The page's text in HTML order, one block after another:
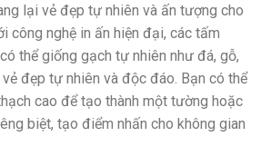
lại vẻ đẹp tự nhiên và ấn tượng cho
công nghệ in ấn hiện đại, các tấm
thể giống gạch tự nhiên như đá, gỗ,
đẹp tự nhiên và độc đáo. Bạn có thể
cao để tạo thành một tường hoặc
biệt, tạo điểm nhấn cho không gian